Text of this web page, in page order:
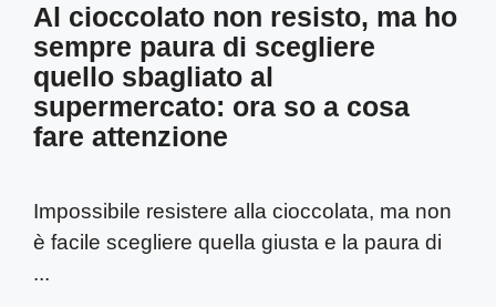
Al cioccolato non resisto, ma ho
sempre paura di scegliere
quello sbagliato al
supermercato: ora so a cosa
fare attenzione
Impossibile resistere alla cioccolata, ma non
è facile scegliere quella giusta e la paura di
...